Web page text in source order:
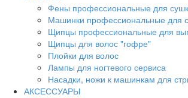
Фены профессиональные для
Машинки профессиональные для
Щипцы профессиональные для
Щипцы для волос "гофре"
Плойки для волос
Лампы для ногтевого сервиса
Насадки, ножи к машинкам для
АКСЕССУАРЫ